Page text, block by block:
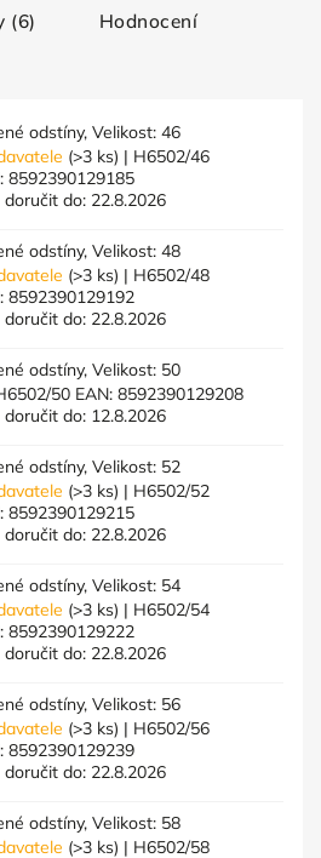
(6) Hodnocení
odstíny, Velikost: 46
(>3 ks) | H6502/46
8592390129185
doručit do: 22.8.2026
odstíny, Velikost: 48
(>3 ks) | H6502/48
8592390129192
doručit do: 22.8.2026
odstíny, Velikost: 50
50 EAN: 8592390129208
doručit do: 12.8.2026
odstíny, Velikost: 52
(>3 ks) | H6502/52
8592390129215
doručit do: 22.8.2026
odstíny, Velikost: 54
(>3 ks) | H6502/54
8592390129222
doručit do: 22.8.2026
odstíny, Velikost: 56
(>3 ks) | H6502/56
8592390129239
doručit do: 22.8.2026
odstíny, Velikost: 58
(>3 ks) | H6502/58